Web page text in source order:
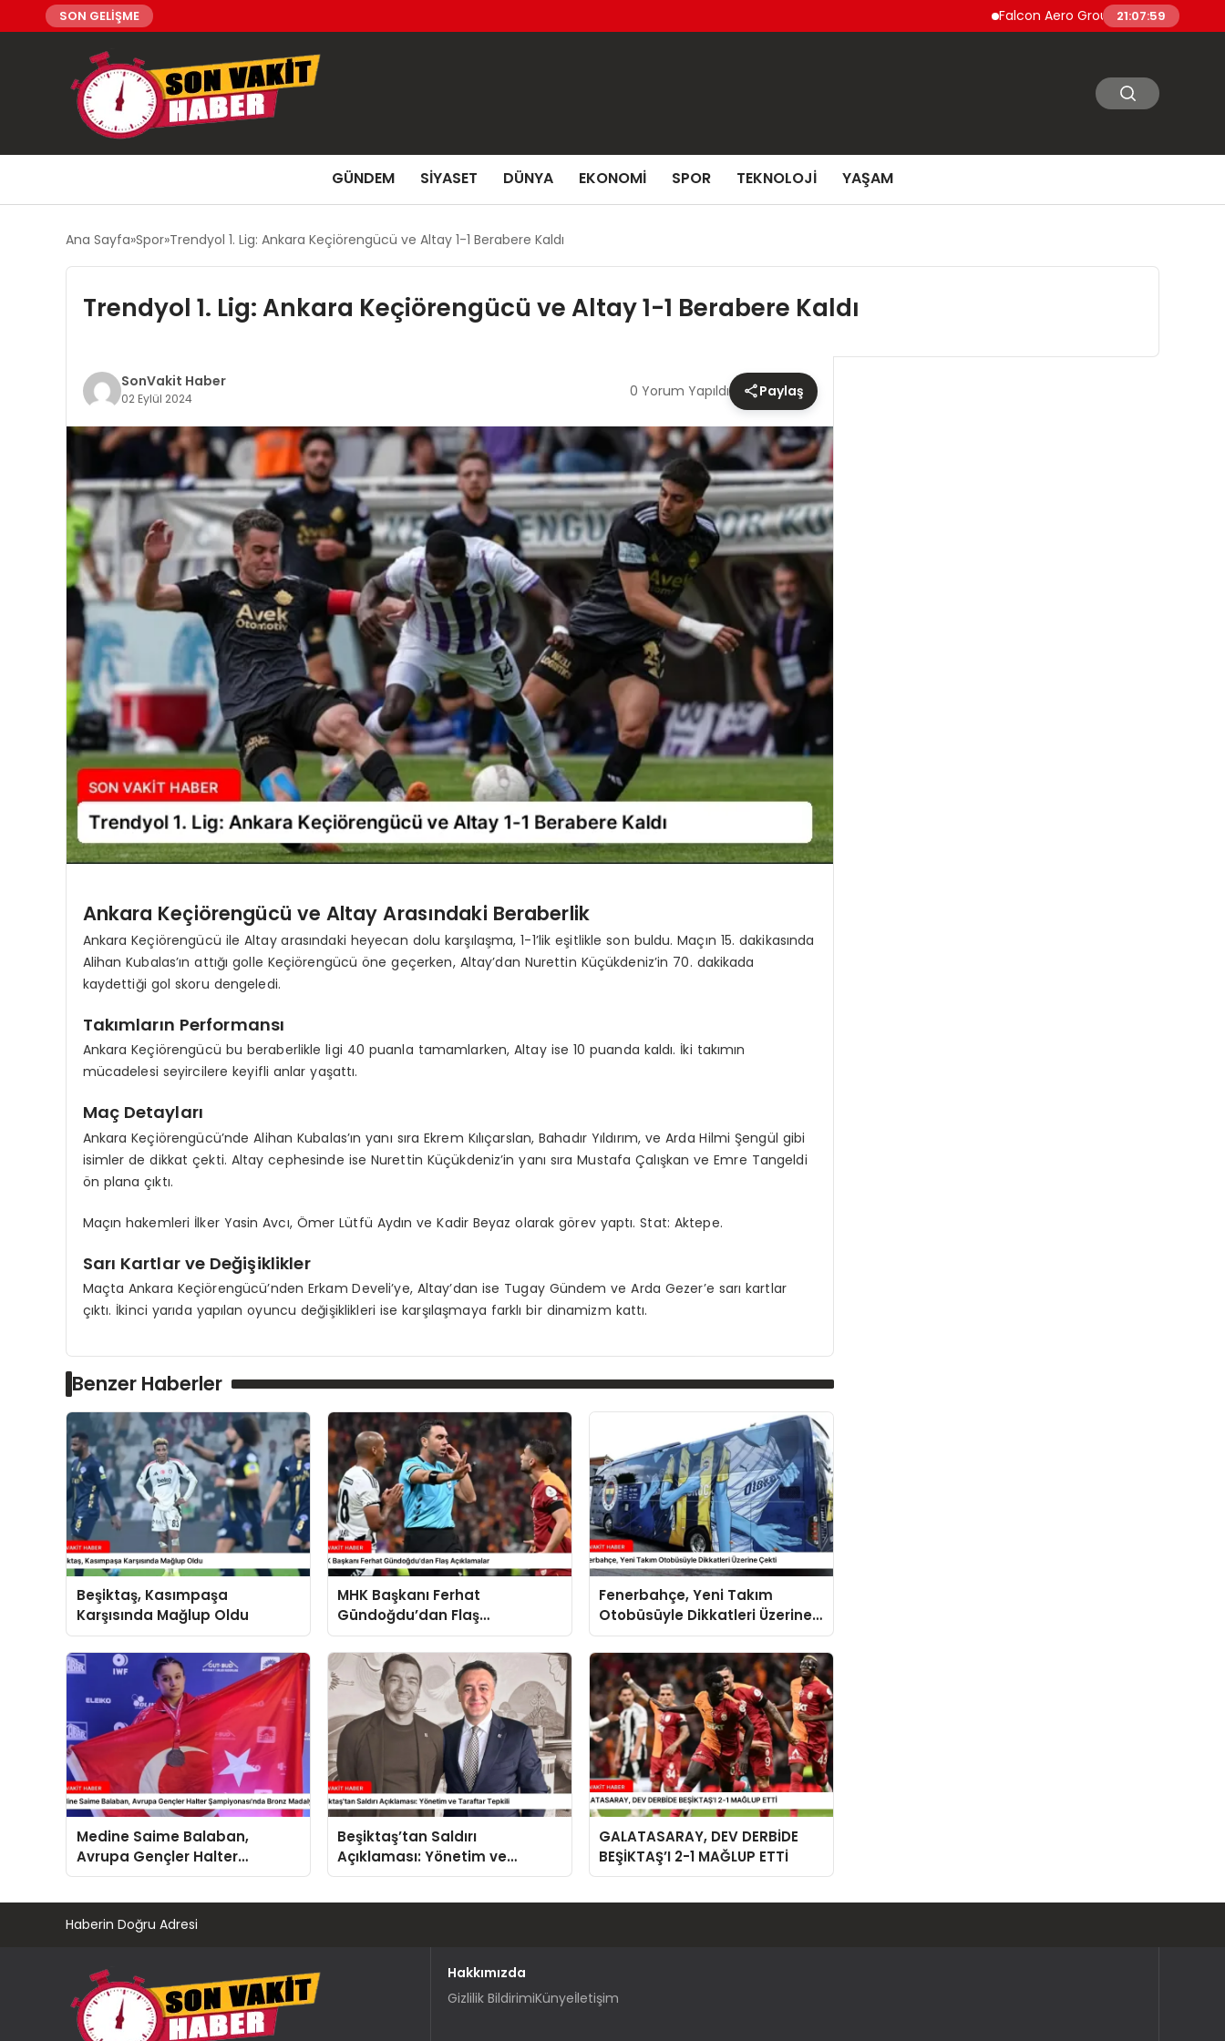
SON GELİŞME Falcon Aero Group, Küresel Havacılık
21:08:00
GÜNDEM SIYASET DÜNYA EKONOMI SPOR TEKNOLOJI YAŞAM
Ana Sayfa Spor Trendyol 1. Lig: Ankara Keçiörengücü ve Altay 1-1 Berabere Kaldı
Trendyol 1. Lig: Ankara Keçiörengücü ve Altay 1-1 Berabere Kaldı
SonVakit Haber
02 Eylül 2024 0 Yorum Yapıldı Paylaş
Ankara Keçiörengücü ve Altay Arasındaki Beraberlik
Ankara Keçiörengücü ile Altay arasındaki heyecan dolu karşılaşma, 1-1’lik eşitlikle son buldu. Maçın 15. dakikasında
Alihan Kubalas’ın attığı golle Keçiörengücü öne geçerken, Altay’dan Nurettin Küçükdeniz’in 70. dakikada
kaydettiği gol skoru dengeledi.
Takımların Performansı
Ankara Keçiörengücü bu beraberlikle ligi 40 puanla tamamlarken, Altay ise 10 puanda kaldı. İki takımın
mücadelesi seyircilere keyifli anlar yaşattı.
Maç Detayları
Ankara Keçiörengücü’nde Alihan Kubalas’ın yanı sıra Ekrem Kılıçarslan, Bahadır Yıldırım, ve Arda Hilmi Şengül gibi
isimler de dikkat çekti. Altay cephesinde ise Nurettin Küçükdeniz’in yanı sıra Mustafa Çalışkan ve Emre Tangeldi
ön plana çıktı.
Maçın hakemleri İlker Yasin Avcı, Ömer Lütfü Aydın ve Kadir Beyaz olarak görev yaptı. Stat: Aktepe.
Sarı Kartlar ve Değişiklikler
Maçta Ankara Keçiörengücü’nden Erkam Develi’ye, Altay’dan ise Tugay Gündem ve Arda Gezer’e sarı kartlar
çıktı. İkinci yarıda yapılan oyuncu değişiklikleri ise karşılaşmaya farklı bir dinamizm kattı.
Benzer Haberler
Beşiktaş, Kasımpaşa
Karşısında Mağlup Oldu
MHK Başkanı Ferhat
Gündoğdu’dan Flaş
Açıklamalar
Fenerbahçe, Yeni Takım
Otobüsüyle Dikkatleri Üzerine
Çekti
Medine Saime Balaban,
Avrupa Gençler Halter
Şampiyonası’nda Bronz
Beşiktaş’tan Saldırı
Açıklaması: Yönetim ve
Taraftar Tepkili
GALATASARAY, DEV DERBİDE
BEŞİKTAŞ’I 2-1 MAĞLUP ETTİ
Haberin Doğru Adresi
Hakkımızda
Gizlilik BildirimiKünyeİletişim